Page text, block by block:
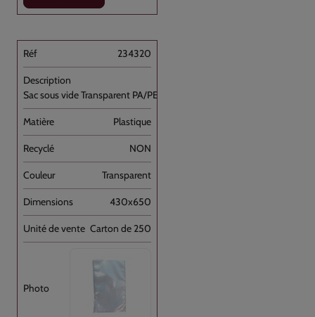
234320
Sac sous vide Transparent PA/PE 43x65 //250
Plastique
NON
Transparent
430x650
Carton de 250